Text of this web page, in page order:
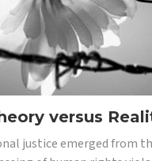
versus
justice emerged